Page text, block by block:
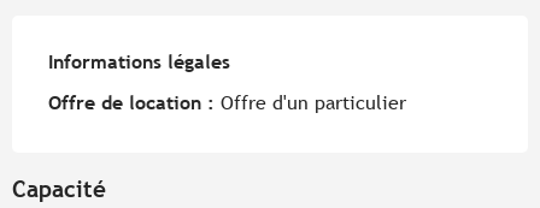
Informations légales
Informations légales
Offre de location : Offre d'un particulier
Capacité